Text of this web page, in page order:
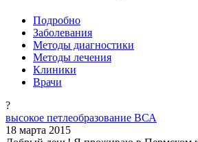
Подробно
Заболевания
Методы диагностики
Методы лечения
Клиники
Врачи
?
высокое петлеобразование ВСА
18 марта 2015